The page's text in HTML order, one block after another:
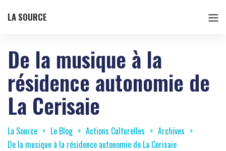
LA SOURCE
De la musique à la
résidence autonomie de
La Cerisaie
La Source Le Blog Actions Culturelles
Archives
De la musique à la résidence autonomie de La Cerisaie